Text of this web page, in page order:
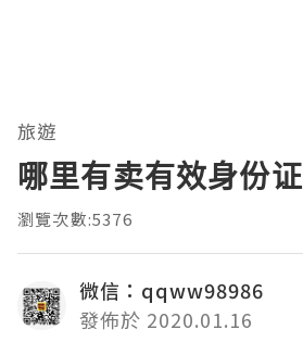
旅遊
哪里有卖有效身份证
瀏覽次數:5376
微信：qqww98986
發佈於 2020.01.16